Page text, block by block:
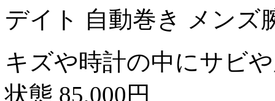
デイト 自動巻き メンズ
キズや時計の中にサビ
状態 85,000円